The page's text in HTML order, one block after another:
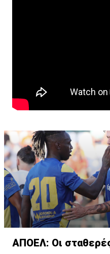
ΑΠΟΕΛ: Οι σταθερές